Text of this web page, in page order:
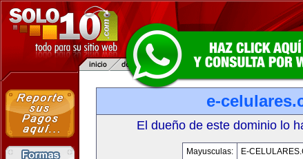
e-
El dueño de este dominio lo
Mayusculas:
E-